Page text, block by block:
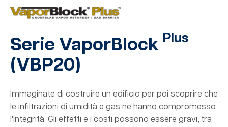
Serie VaporBlock Plus
(VBP20)
Immaginate di costruire un edificio per poi scoprire che
le infiltrazioni di umidità e gas ne hanno compromesso
l'integrità. Gli effetti e i costi possono essere gravi, tra